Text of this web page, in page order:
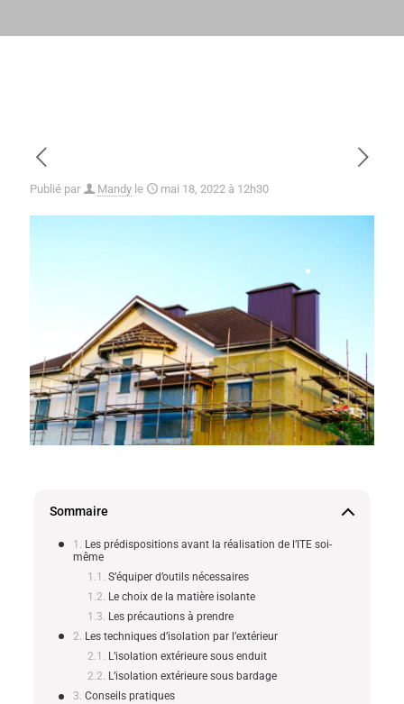
Publié par Mandy le mai 18, 2022 à 12h30
Sommaire
Les prédispositions avant la réalisation de l’ITE soi-
même
S’équiper d’outils nécessaires
Le choix de la matière isolante
Les précautions à prendre
Les techniques d’isolation par l’extérieur
L’isolation extérieure sous enduit
L’isolation extérieure sous bardage
Conseils pratiques